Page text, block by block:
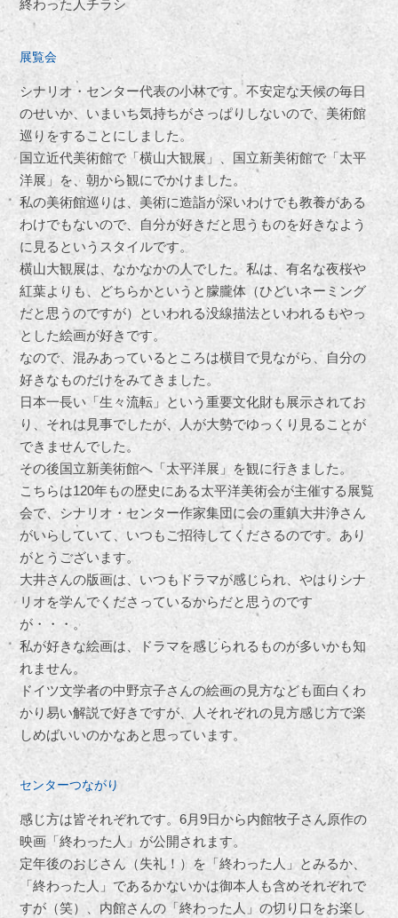
終わった人チラシ
展覧会
シナリオ・センター代表の小林です。不安定な天候の毎日
のせいか、いまいち気持ちがさっぱりしないので、美術館
巡りをすることにしました。
国立近代美術館で「横山大観展」、国立新美術館で「太平
洋展」を、朝から観にでかけました。
私の美術館巡りは、美術に造詣が深いわけでも教養がある
わけでもないので、自分が好きだと思うものを好きなよう
に見るというスタイルです。
横山大観展は、なかなかの人でした。私は、有名な夜桜や
紅葉よりも、どちらかというと朦朧体（ひどいネーミング
だと思うのですが）といわれる没線描法といわれるもやっ
とした絵画が好きです。
なので、混みあっているところは横目で見ながら、自分の
好きなものだけをみてきました。
日本一長い「生々流転」という重要文化財も展示されてお
り、それは見事でしたが、人が大勢でゆっくり見ることが
できませんでした。
その後国立新美術館へ「太平洋展」を観に行きました。
こちらは120年もの歴史にある太平洋美術会が主催する展覧
会で、シナリオ・センター作家集団に会の重鎮大井浄さん
がいらしていて、いつもご招待してくださるのです。あり
がとうございます。
大井さんの版画は、いつもドラマが感じられ、やはりシナ
リオを学んでくださっているからだと思うのです
が・・・。
私が好きな絵画は、ドラマを感じられるものが多いかも知
れません。
ドイツ文学者の中野京子さんの絵画の見方なども面白くわ
かり易い解説で好きですが、人それぞれの見方感じ方で楽
しめばいいのかなあと思っています。
センターつながり
感じ方は皆それぞれです。6月9日から内館牧子さん原作の
映画「終わった人」が公開されます。
定年後のおじさん（失礼！）を「終わった人」とみるか、
「終わった人」であるかないかは御本人も含めそれぞれで
すが（笑）、内館さんの「終わった人」の切り口をお楽し